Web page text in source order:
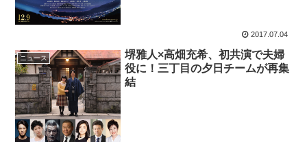
2017.07.04
ニュース
堺雅人×高畑充希、初共演で夫婦
役に！三丁目の夕日チームが再集
結